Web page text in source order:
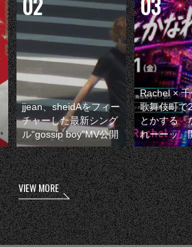
jjean、sheidAをフィー
チャーした最新シング
ル“gossip boy”MV公開
Rachel ×
歌舞伎町で
とかする『
れーーッ』
VIEW MORE